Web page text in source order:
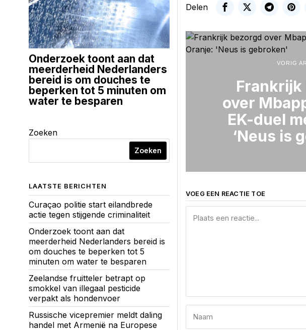
Delen
VORIG
Frankrijk
over
EK-duel
‘Neus is
VOEG EEN REACTIE TOE
Onderzoek toont aan dat
meerderheid Nederlanders
bereid is om douches te
beperken tot 5 minuten om
water te besparen
Zoeken
Zoeken
LAATSTE BERICHTEN
Curaçao politie start eilandbrede
actie tegen stijgende criminaliteit
Onderzoek toont aan dat
meerderheid Nederlanders bereid is
om douches te beperken tot 5
minuten om water te besparen
Zeelandse fruitteler betrapt op
smokkel van illegaal pesticide
verpakt als hondenvoer
Russische vicepremier meldt daling
handel met Armenië na Europese